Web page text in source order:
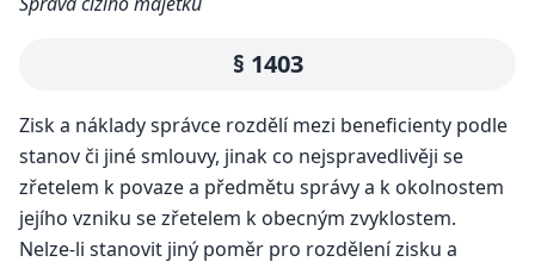
§ 1403
Zisk a náklady správce rozdělí mezi beneficienty podle
stanov či jiné smlouvy, jinak co nejspravedlivěji se
zřetelem k povaze a předmětu správy a k okolnostem
jejího vzniku se zřetelem k obecným zvyklostem.
Nelze-li stanovit jiný poměr pro rozdělení zisku a